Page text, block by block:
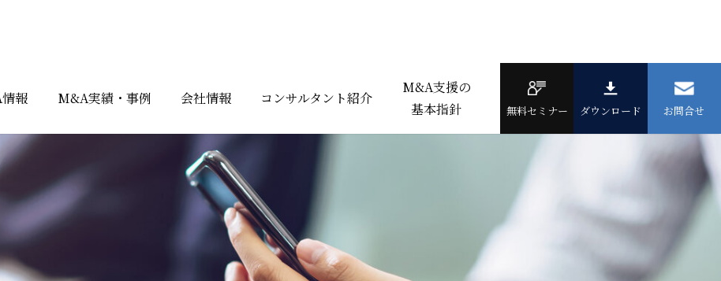
報 M&A実績・事例 会社情報 コンサルタント紹介
M&A支援の
基本指針
無料セミナー ダウンロード お問合せ